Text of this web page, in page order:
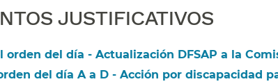
JUSTIFICATIVOS​​
orden del día - Actualización DFSAP a la
del día A a D - Acción por discapacidad